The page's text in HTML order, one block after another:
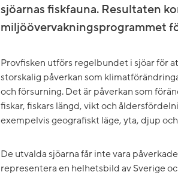
sjöarnas fiskfauna. Resultaten
miljöövervakningsprogrammet
Provfisken utförs regelbundet i sjöar för
storskalig påverkan som
och försurning. Det är påverkan som
fiskar, fiskars längd, vikt och
exempelvis geografiskt läge, yta, djup
De utvalda sjöarna får inte vara
representera en helhetsbild av Sverige